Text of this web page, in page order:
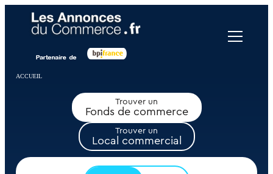
ACCUEIL
Trouver un
Fonds de commerce
Trouver un
Local commercial
Panneau de gestion des cookies